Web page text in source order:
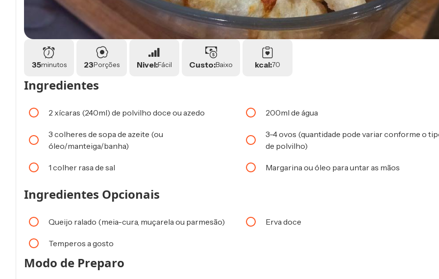
35minutos 23Porções Nivel:Fácil Custo:Baixo kcal:70
Ingredientes
2 xícaras (240ml) de polvilho doce ou azedo 200ml de água
3 colheres de sopa de azeite (ou
óleo/manteiga/banha)
3-4 ovos (quantidade pode variar conforme o
de polvilho)
1 colher rasa de sal Margarina ou óleo para untar as mãos
Ingredientes Opcionais
Queijo ralado (meia-cura, muçarela ou parmesão) Erva doce
Temperos a gosto
Modo de Preparo